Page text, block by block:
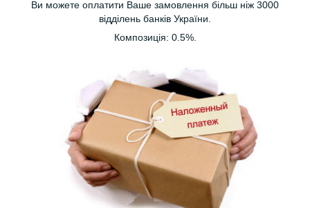
Ви можете оплатити Ваше замовлення більш ніж 3000
відділень банків України.
Композиція: 0.5%.